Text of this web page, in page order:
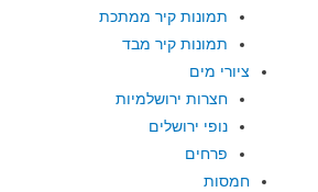
תמונות קיר ממתכת
תמונות קיר מבד
ציורי מים
חצרות ירושלמיות
נופי ירושלים
פרחים
חמסות